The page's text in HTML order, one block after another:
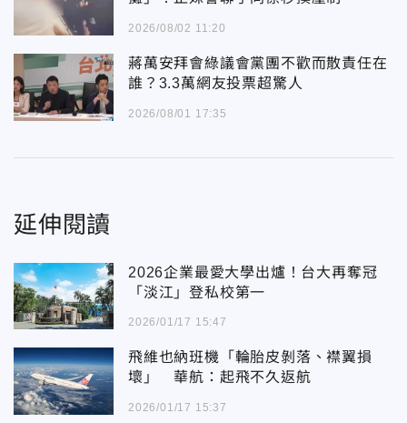
2026/08/02 11:20
蔣萬安拜會綠議會黨團不歡而散責任在
誰？3.3萬網友投票超驚人
2026/08/01 17:35
延伸閱讀
2026企業最愛大學出爐！台大再奪冠
「淡江」登私校第一
2026/01/17 15:47
飛維也納班機「輪胎皮剝落、襟翼損
壞」 華航：起飛不久返航
2026/01/17 15:37